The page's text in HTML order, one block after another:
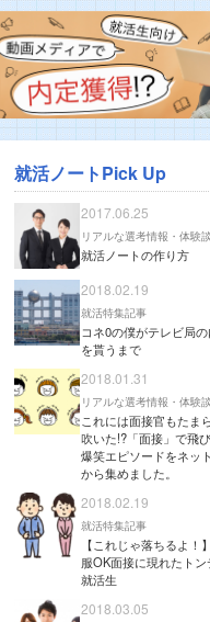
就活ノートPick Up
2017.06.25
リアルな選考情報・体験談
就活ノートの作り方
2018.02.19
就活特集記事
コネ0の僕がテレビ局
を貰うまで
2018.01.31
リアルな選考情報・体験談
これには面接官もたま
吹いた!?「面接」で飛
爆笑エピソードをネッ
から集めました。
2018.02.19
就活特集記事
【これじゃ落ちるよ！
服OK面接に現れたトン
就活生
2018.03.05